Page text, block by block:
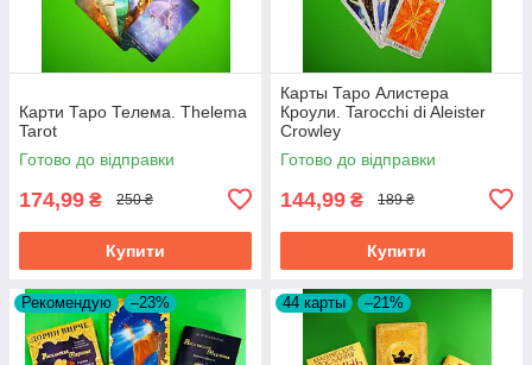
Карти Таро Телема. Thelema
Tarot
Готово до відправки
174,99 ₴ 250 ₴
Купити
Карты Таро Алистера
Кроули. Tarocchi di Aleister
Crowley
Готово до відправки
144,99 ₴ 189 ₴
Купити
Рекомендую –23% 44 карты –21%